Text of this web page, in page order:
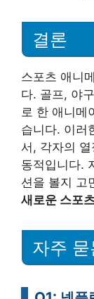
결론
스포츠 애니
다. 골프, 야
로 한 애니메
습니다. 이러
서, 각자의
동적입니다.
션을 볼지 고
새로운 스포
자주